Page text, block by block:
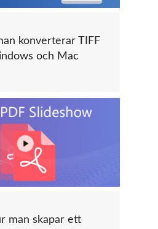
konverterar TIFF
och Mac
man skapar ett